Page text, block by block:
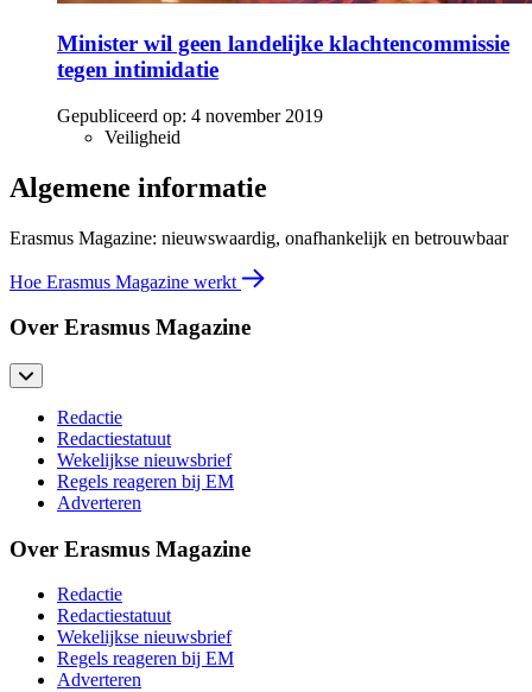
Minister wil geen landelijke klachtencommissie
tegen intimidatie
Gepubliceerd op: 4 november 2019
Veiligheid
Algemene informatie
Erasmus Magazine: nieuwswaardig, onafhankelijk en betrouwbaar
Hoe Erasmus Magazine werkt
Over Erasmus Magazine
Redactie
Redactiestatuut
Wekelijkse nieuwsbrief
Regels reageren bij EM
Adverteren
Over Erasmus Magazine
Redactie
Redactiestatuut
Wekelijkse nieuwsbrief
Regels reageren bij EM
Adverteren